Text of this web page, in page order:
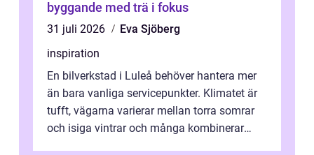
byggande med trä i fokus
31 juli 2026
Eva Sjöberg
inspiration
En bilverkstad i Luleå behöver hantera mer
än bara vanliga servicepunkter. Klimatet är
tufft, vägarna varierar mellan torra somrar
och isiga vintrar och många kombinerar